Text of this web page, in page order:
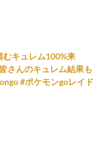
むキュレム100%来
さんのキュレム結果も
#ポケモンgoレイド